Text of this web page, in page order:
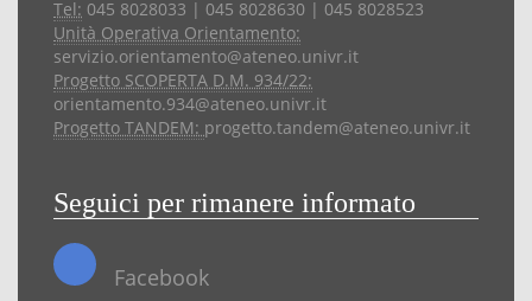
Tel: 045 8028033 | 045 8028630 | 045 8028523
Unità Operativa Orientamento:
servizio.orientamento@ateneo.univr.it
Progetto SCOPERTA D.M. 934/22:
orientamento.934@ateneo.univr.it
Progetto TANDEM: progetto.tandem@ateneo.univr.it
Seguici per rimanere informato
Facebook